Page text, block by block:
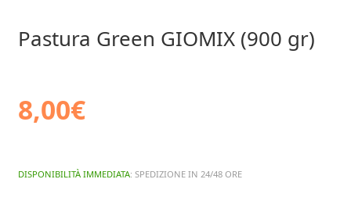
Pastura Green GIOMIX (900 gr)
8,00€
DISPONIBILITÀ IMMEDIATA: SPEDIZIONE IN 24/48 ORE